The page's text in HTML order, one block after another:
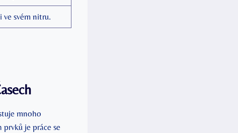
ve svém nitru.
mnoho
je práce se